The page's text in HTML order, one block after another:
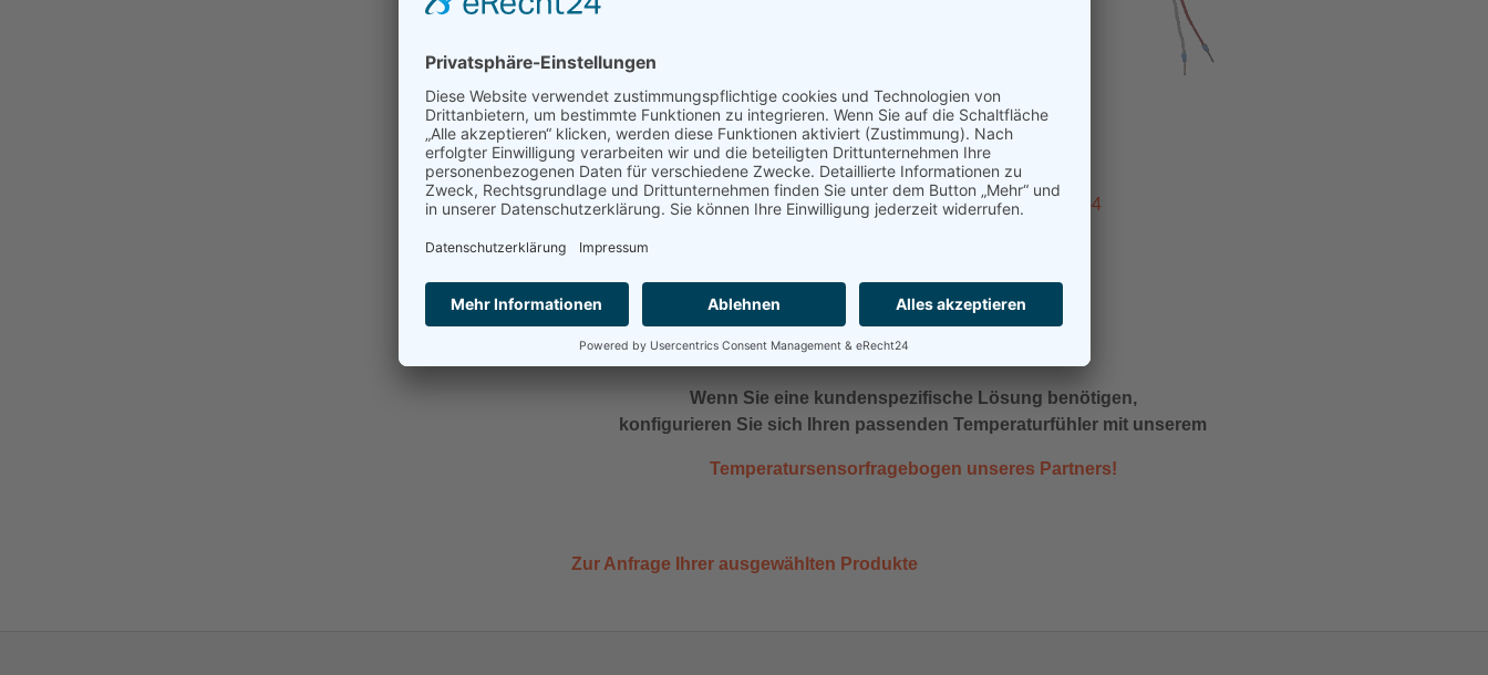
Kabelfühler
Beispiele von Kabelfühlern
Widerstandsthermometer Kabelfühler W15-4
Thermoelement Kabelfühler T15
Datenblatt W15-4
Wenn Sie eine kundenspezifische Lösung benötigen,
konfigurieren Sie sich Ihren passenden Temperaturfühler mit unserem
Temperatursensorfragebogen unseres Partners!
Zur Anfrage Ihrer ausgewählten Produkte